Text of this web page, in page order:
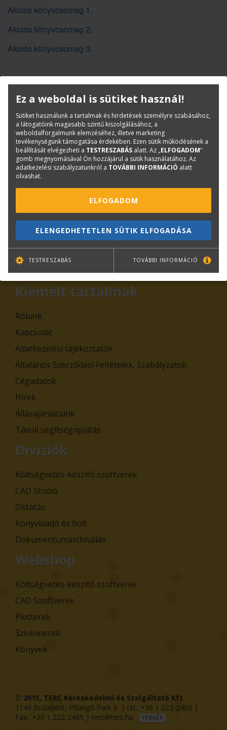
Akciós könyvcsomag 1.
Akciós könyvcsomag 2.
Akciós könyvcsomag 3.
KAPCSOLAT ONLINE SHOP RENDEZVÉNYEK
Hírlevél feliratkozás
TOVÁBB
Leiratkozás
Kiemelt tartalmak
Rólunk
Kapcsolat
Adatkezelési tájékoztatók
Általános Szerződési Feltételek, Szabályzatok
Cégadatok
Hírek
Állásajánlataink
Távoli segítségnyújtás
Divíziók
Költségvetés-készítő szoftverek
CAD Stúdió
Oktatás
Könyvkiadó és bolt
Dokumentumarchiválás
Webshop
Költségvetés-készítő szoftverek
CAD Szoftverek
Plotterek
Szkennerek
Könyvek
© 2015, TERC Kereskedelmi és Szolgáltató Kft.
1149 Budapest, Pillangó Park 9. | tel.: +36 1 222-2402 |
Fax.: +36 1 222-2405 | terc@terc.hu TÉRKÉP
Ez a weboldal is sütiket használ!
Sütiket használunk a tartalmak és hirdetések személyre szabásához,
a látogatóink magasabb szintű kiszolgálásához, a
weboldalforgalmunk elemzéséhez, illetve marketing
tevékenységünk támogatása érdekében. Ezen sütik működésének a
beállítását elvégezheti a TESTRESZABÁS alatt. Az „ELFOGADOM”
gomb megnyomásával Ön hozzájárul a sütik használatához. Az
adatkezelési szabályzatunkról a TOVÁBBI INFORMÁCIÓ alatt
olvashat.
ELFOGADOM
ELENGEDHETETLEN SÜTIK ELFOGADÁSA
TESTRESZABÁS TOVÁBBI INFORMÁCIÓ